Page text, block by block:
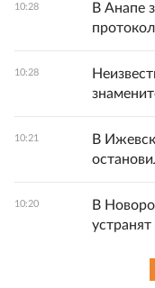
10:28
В Анапе
10:28
10:21
В
10:20
В
устранят